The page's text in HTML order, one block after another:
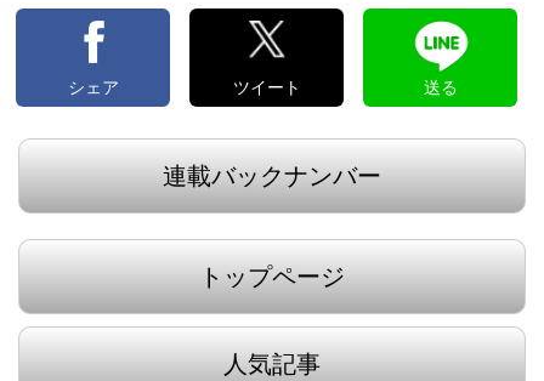
シェア ツイート 送る
連載バックナンバー
トップページ
人気記事